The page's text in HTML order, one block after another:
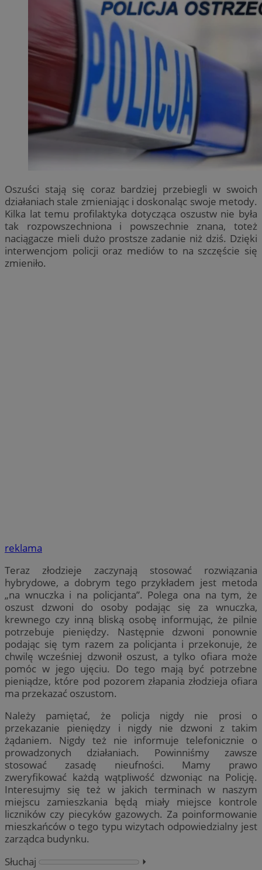
Oszuści stają się coraz bardziej przebiegli w swoich
działaniach stale zmieniając i doskonaląc swoje metody.
Kilka lat temu profilaktyka dotycząca oszustw nie była
tak rozpowszechniona i powszechnie znana, toteż
naciągacze mieli dużo prostsze zadanie niż dziś. Dzięki
interwencjom policji oraz mediów to na szczęście się
zmieniło.
reklama
Teraz złodzieje zaczynają stosować rozwiązania
hybrydowe, a dobrym tego przykładem jest metoda
„na wnuczka i na policjanta”. Polega ona na tym, że
oszust dzwoni do osoby podając się za wnuczka,
krewnego czy inną bliską osobę informując, że pilnie
potrzebuje pieniędzy. Następnie dzwoni ponownie
podając się tym razem za policjanta i przekonuje, że
chwilę wcześniej dzwonił oszust, a tylko ofiara może
pomóc w jego ujęciu. Do tego mają być potrzebne
pieniądze, które pod pozorem złapania złodzieja ofiara
ma przekazać oszustom.
Należy pamiętać, że policja nigdy nie prosi o
przekazanie pieniędzy i nigdy nie dzwoni z takim
żądaniem. Nigdy też nie informuje telefonicznie o
prowadzonych działaniach. Powinniśmy zawsze
stosować zasadę nieufności. Mamy prawo
zweryfikować każdą wątpliwość dzwoniąc na Policję.
Interesujmy się też w jakich terminach w naszym
miejscu zamieszkania będą miały miejsce kontrole
liczników czy piecyków gazowych. Za poinformowanie
mieszkańców o tego typu wizytach odpowiedzialny jest
zarządca budynku.
Słuchaj
⏵︎